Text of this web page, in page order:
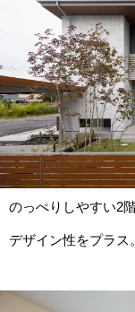
のっぺりしやすい2
デザイン性をプラス。